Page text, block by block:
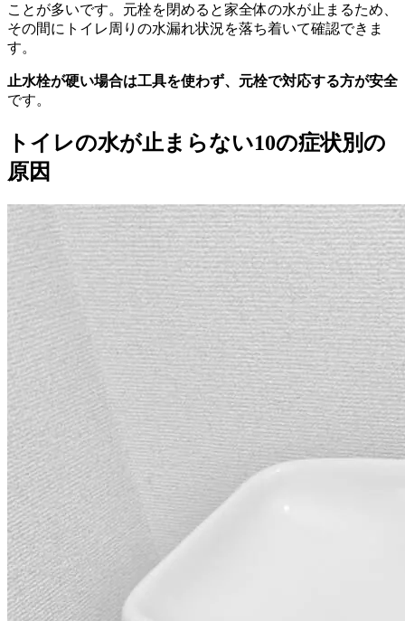
ことが多いです。元栓を閉めると家全体の水が止まるため、
その間にトイレ周りの水漏れ状況を落ち着いて確認できま
す。
止水栓が硬い場合は工具を使わず、元栓で対応する方が安全
です。
トイレの水が止まらない10の症状別の
原因